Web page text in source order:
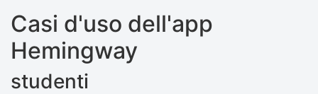
Casi d'uso dell'app
Hemingway
studenti